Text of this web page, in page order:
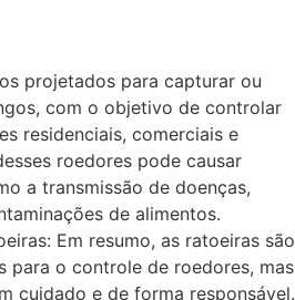
projetados para capturar ou
com o objetivo de controlar
residenciais, comerciais e
roedores pode causar
a transmissão de doenças,
de alimentos.
Em resumo, as ratoeiras são
para o controle de roedores, mas
cuidado e de forma responsável.